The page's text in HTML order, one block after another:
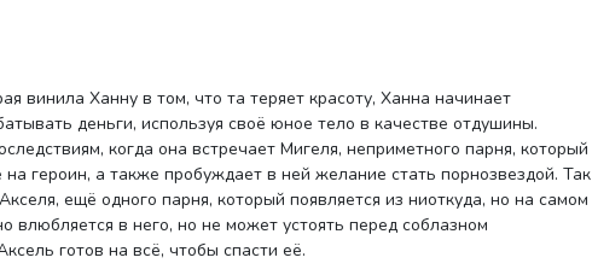
деньги, используя своё юное тело в качестве отдушины.
когда она встречает Мигеля, неприметного парня, который
героин, а также пробуждает в ней желание стать порнозвездой. Так
ещё одного парня, который появляется из ниоткуда, но на самом
в него, но не может устоять перед соблазном
готов на всё, чтобы спасти её.